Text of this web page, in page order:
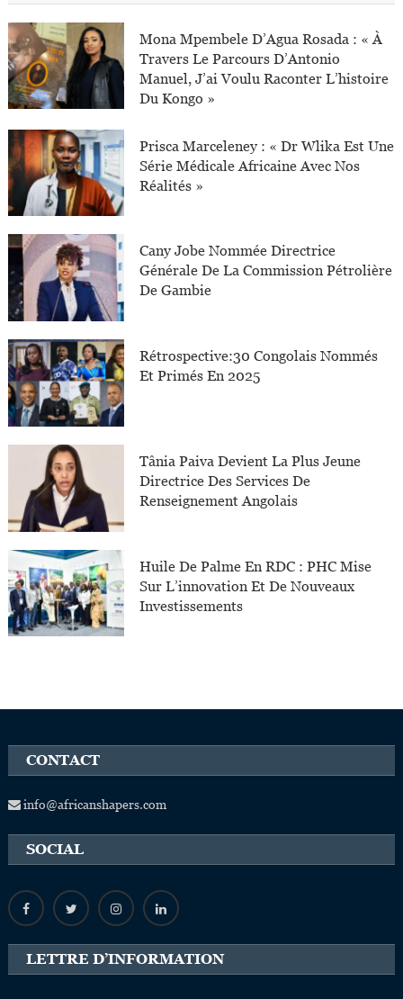
Mona Mpembele D’Agua Rosada : « À
Travers Le Parcours D’Antonio
Manuel, J’ai Voulu Raconter L’histoire
Du Kongo »
Prisca Marceleney : « Dr Wlika Est Une
Série Médicale Africaine Avec Nos
Réalités »
Cany Jobe Nommée Directrice
Générale De La Commission Pétrolière
De Gambie
Rétrospective:30 Congolais Nommés
Et Primés En 2025
Tânia Paiva Devient La Plus Jeune
Directrice Des Services De
Renseignement Angolais
Huile De Palme En RDC : PHC Mise
Sur L’innovation Et De Nouveaux
Investissements
CONTACT
info@africanshapers.com
SOCIAL
LETTRE D’INFORMATION